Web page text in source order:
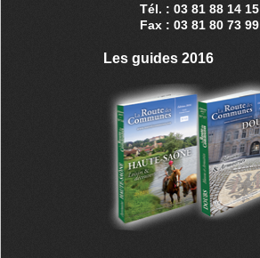
Tél. : 03 81 88 14 15
Fax : 03 81 80 73 99
Les guides 2016